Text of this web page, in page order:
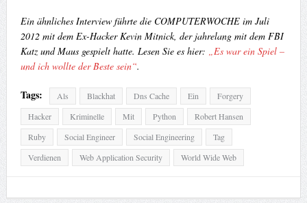
Ein ähnliches Interview führte die COMPUTERWOCHE im Juli
2012 mit dem Ex-Hacker Kevin Mitnick, der jahrelang mit dem FBI
Katz und Maus gespielt hatte. Lesen Sie es hier: „Es war ein Spiel –
und ich wollte der Beste sein“.
Tags: Als Blackhat Dns Cache Ein
Forgery
Hacker
Kriminelle Mit Python
Robert Hansen
Ruby
Social Engineer Social Engineering
Tag
Verdienen
Web Application Security World Wide Web